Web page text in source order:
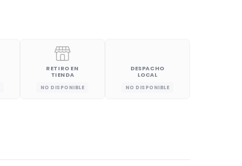
RETIRO EN
TIENDA
NO DISPONIBLE
DESPACHO
LOCAL
NO DISPONIBLE